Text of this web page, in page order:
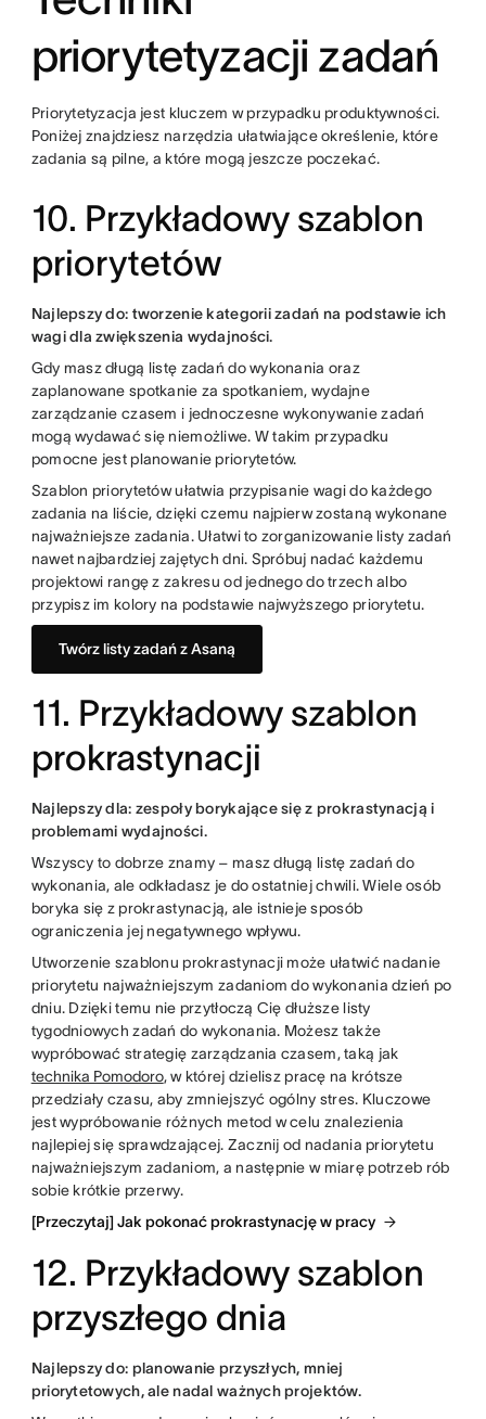
priorytetyzacji zadań
Priorytetyzacja jest kluczem w przypadku produktywności.
Poniżej znajdziesz narzędzia ułatwiające określenie, które
zadania są pilne, a które mogą jeszcze poczekać.
10. Przykładowy szablon
priorytetów
Najlepszy do: tworzenie kategorii zadań na podstawie ich
wagi dla zwiększenia wydajności.
Gdy masz długą listę zadań do wykonania oraz
zaplanowane spotkanie za spotkaniem, wydajne
zarządzanie czasem i jednoczesne wykonywanie zadań
mogą wydawać się niemożliwe. W takim przypadku
pomocne jest planowanie priorytetów.
Szablon priorytetów ułatwia przypisanie wagi do każdego
zadania na liście, dzięki czemu najpierw zostaną wykonane
najważniejsze zadania. Ułatwi to zorganizowanie listy zadań
nawet najbardziej zajętych dni. Spróbuj nadać każdemu
projektowi rangę z zakresu od jednego do trzech albo
przypisz im kolory na podstawie najwyższego priorytetu.
Twórz listy zadań z Asaną
11. Przykładowy szablon
prokrastynacji
Najlepszy dla: zespoły borykające się z prokrastynacją i
problemami wydajności.
Wszyscy to dobrze znamy – masz długą listę zadań do
wykonania, ale odkładasz je do ostatniej chwili. Wiele osób
boryka się z prokrastynacją, ale istnieje sposób
ograniczenia jej negatywnego wpływu.
Utworzenie szablonu prokrastynacji może ułatwić nadanie
priorytetu najważniejszym zadaniom do wykonania dzień po
dniu. Dzięki temu nie przytłoczą Cię dłuższe listy
tygodniowych zadań do wykonania. Możesz także
wypróbować strategię zarządzania czasem, taką jak
technika Pomodoro, w której dzielisz pracę na krótsze
przedziały czasu, aby zmniejszyć ogólny stres. Kluczowe
jest wypróbowanie różnych metod w celu znalezienia
najlepiej się sprawdzającej. Zacznij od nadania priorytetu
najważniejszym zadaniom, a następnie w miarę potrzeb rób
sobie krótkie przerwy.
[Przeczytaj] Jak pokonać prokrastynację w pracy
12. Przykładowy szablon
przyszłego dnia
Najlepszy do: planowanie przyszłych, mniej
priorytetowych, ale nadal ważnych projektów.